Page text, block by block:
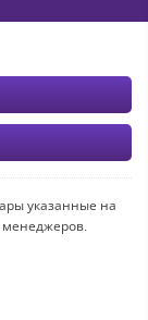
указанные на
менеджеров.